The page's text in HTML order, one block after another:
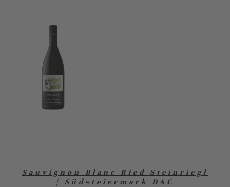
Sauvignon Blanc Ried Steinriegl
| Südsteiermark DAC